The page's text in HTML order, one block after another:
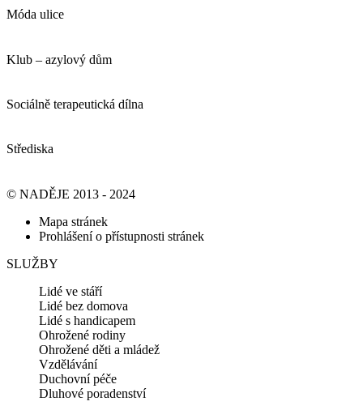
Móda ulice
Klub – azylový dům
Sociálně terapeutická dílna
Střediska
© NADĚJE 2013 - 2024
Mapa stránek
Prohlášení o přístupnosti stránek
SLUŽBY
Lidé ve stáří
Lidé bez domova
Lidé s handicapem
Ohrožené rodiny
Ohrožené děti a mládež
Vzdělávání
Duchovní péče
Dluhové poradenství